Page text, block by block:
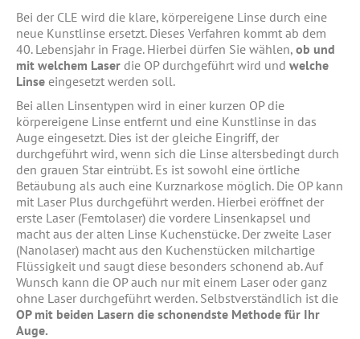
Bei der CLE wird die klare, körpereigene Linse durch eine
neue Kunstlinse ersetzt. Dieses Verfahren kommt ab dem
40. Lebensjahr in Frage. Hierbei dürfen Sie wählen, ob und
mit welchem Laser die OP durchgeführt wird und welche
Linse eingesetzt werden soll.
Bei allen Linsentypen wird in einer kurzen OP die
körpereigene Linse entfernt und eine Kunstlinse in das
Auge eingesetzt. Dies ist der gleiche Eingriff, der
durchgeführt wird, wenn sich die Linse altersbedingt durch
den grauen Star eintrübt. Es ist sowohl eine örtliche
Betäubung als auch eine Kurznarkose möglich. Die OP kann
mit Laser Plus durchgeführt werden. Hierbei eröffnet der
erste Laser (Femtolaser) die vordere Linsenkapsel und
macht aus der alten Linse Kuchenstücke. Der zweite Laser
(Nanolaser) macht aus den Kuchenstücken milchartige
Flüssigkeit und saugt diese besonders schonend ab. Auf
Wunsch kann die OP auch nur mit einem Laser oder ganz
ohne Laser durchgeführt werden. Selbstverständlich ist die
OP mit beiden Lasern die schonendste Methode für Ihr
Auge.